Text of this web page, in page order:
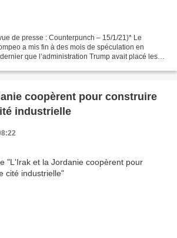
de presse : Counterpunch – 15/1/21)* Le
a mis fin à des mois de spéculation en
que l’administration Trump avait placé les
coopèrent pour construire
industrielle